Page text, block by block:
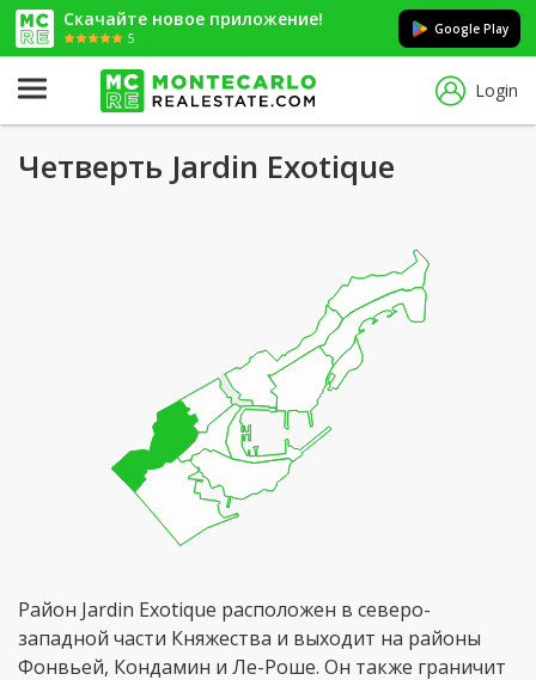
Скачайте новое приложение!
5
Google Play
Login
Четверть Jardin Exotique
Район Jardin Exotique расположен в северо-
западной части Княжества и выходит на районы
Фонвьей, Кондамин и Ле-Роше. Он также граничит